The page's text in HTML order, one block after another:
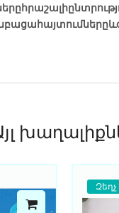
հրաշալի
բացահայտումներըև
Զեղչ